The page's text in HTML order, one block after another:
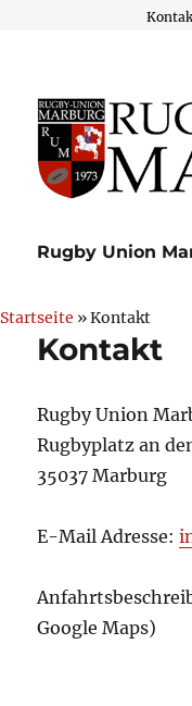
Rugby Union
Startseite » Kontakt
Kontakt
Rugby Union
Rugbyplatz an
35037 Marburg
E-Mail Adresse:
Google Maps)